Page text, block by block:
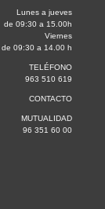
Lunes a jueves
de 09:30 a 15.00h
Viernes
de 09:30 a 14.00 h
TELÉFONO
963 510 619
CONTACTO
MUTUALIDAD
96 351 60 00